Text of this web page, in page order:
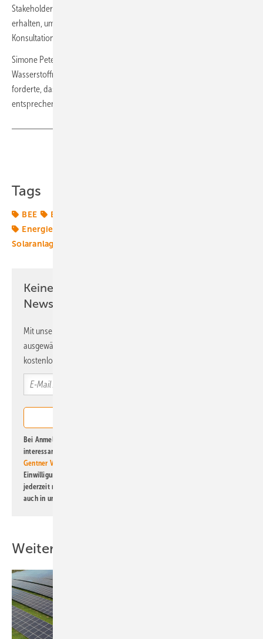
Stakeholder sollten uneingeschränkten Zugang zur Datenbank
erhalten, um Kritik an der Modellierung im Rahmen eines
Konsultationsverfahrens zu äußern.
Simone Peter betonte, dass der Umbau der Gas- und
Wasserstoffnetze klar an den Klimazielen ausgerichtet sein muss, und
forderte, dass sämtliche Maßnahmen und Planungen diesen Zielen
entsprechen müssen. (nw)
Tags
BEE Bundespolitik
Energierecht
Solaranlage
Keine Zeit? Kein Problem mit dem ERE
Newsletter!
Mit unserem Newsletter erhalten Sie regelmäßig von uns
ausgewählte Informationen und Neuigkeiten, gebündelt und
kostenlos direkt ins Postfach.
Bei Anmeldung zu diesem Newsletter bin ich damit einverstanden, über
interessante Verlags- und Online-Angebote
Gentner Verlag GmbH & Co. KG
Einwilligung kann ich jederzeit widerrufen und eine Abmeldung ist
jederzeit möglich. Informationen zum Umgang mit Daten finden Sie
auch in unserer
Weitere Inhalte